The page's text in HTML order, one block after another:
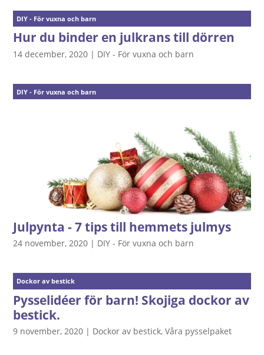
DIY - För vuxna och barn
Hur du binder en julkrans till dörren
14 december, 2020 | DIY - För vuxna och barn
DIY - För vuxna och barn
Julpynta - 7 tips till hemmets julmys
24 november, 2020 | DIY - För vuxna och barn
Dockor av bestick
Pysselidéer för barn! Skojiga dockor av
bestick.
9 november, 2020 | Dockor av bestick,Våra pysselpaket